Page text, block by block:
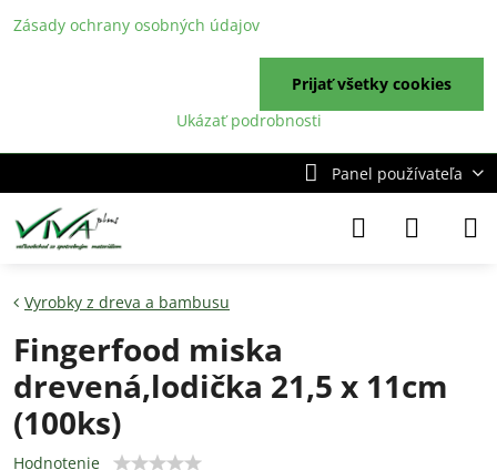
Panel používateľa
Vyrobky z dreva a bambusu
Fingerfood miska
drevená,lodička 21,5 x 11cm
(100ks)
Hodnotenie
Zásady ochrany osobných údajov
Ukázať podrobnosti
Prijať všetky cookies